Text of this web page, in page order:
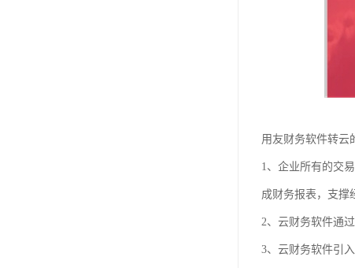
用友财务软件转云
1、企业所有的交
成财务报表，支撑
2、云财务软件通
3、云财务软件引